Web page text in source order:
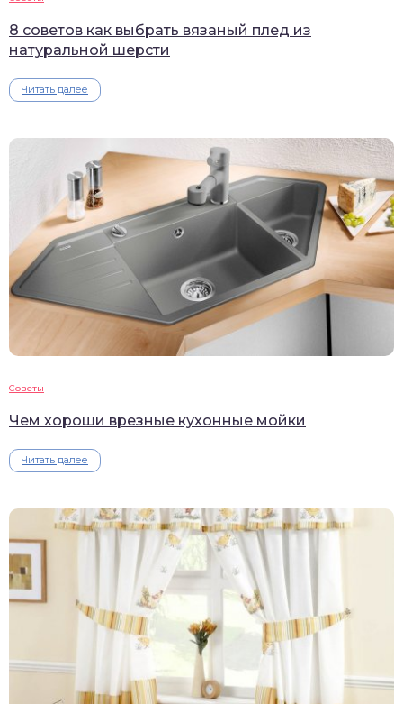
8 советов как выбрать вязаный плед из
натуральной шерсти
Читать далее
Советы
Чем хороши врезные кухонные мойки
Читать далее